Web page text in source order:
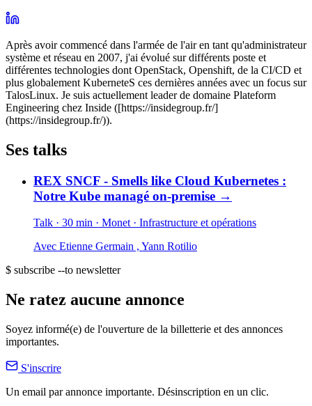
Après avoir commencé dans l'armée de l'air en tant qu'administrateur
système et réseau en 2007, j'ai évolué sur différents poste et
différentes technologies dont OpenStack, Openshift, de la CI/CD et
plus globalement KuberneteS ces dernières années avec un focus sur
TalosLinux. Je suis actuellement leader de domaine Plateform
Engineering chez Inside ([https://insidegroup.fr/]
(https://insidegroup.fr/)).
Ses talks
REX SNCF - Smells like Cloud Kubernetes :
Notre Kube managé on-premise →
Talk · 30 min · Monet · Infrastructure et opérations
Avec Etienne Germain , Yann Rotilio
$ subscribe --to newsletter
Ne ratez aucune annonce
Soyez informé(e) de l'ouverture de la billetterie et des annonces
importantes.
S'inscrire
Un email par annonce importante. Désinscription en un clic.